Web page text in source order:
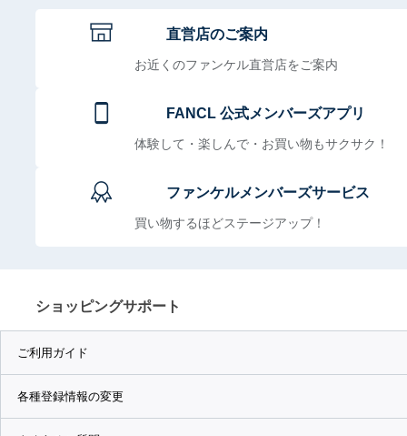
直営店のご案内
お近くのファンケル直営店をご案内
FANCL 公式メンバーズアプリ
体験して・楽しんで・お買い物もサクサク！
ファンケルメンバーズサービス
買い物するほどステージアップ！
ショッピングサポート
ご利用ガイド
各種登録情報の変更